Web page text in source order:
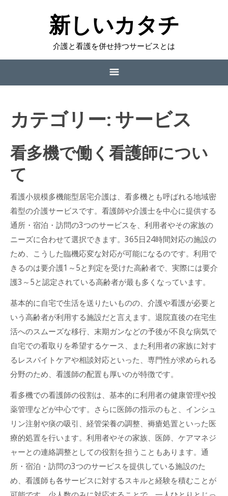
新しいカタチ
介護と看護を併せ持つサービスとは
看多機で働く看護師について
今後も需要が高まる看多機
看護師が感じられるやりがいとは
アットホームな雰囲気が特徴
カテゴリー: サービス
看多機で働く看護師につい
て
看護小規模多機能型居宅介護は、看多機とも呼ばれる地域密
着型の介護サービスです。看護師や介護士を中心に提供する
通所・宿泊・訪問の3つのサービスを、利用者やその家族の
ニーズに合わせて選択できます。365日24時間対応の施設の
ため、こうした臨機応変な対応が可能になるのです。利用で
きるのは要介護1～5と判定を受けた高齢者で、実際には要介
護3～5と認定されている高齢者が最も多くなっています。
基本的に自宅で生活を送りたいものの、介護や看護が必要と
いう高齢者が利用する施設だと言えます。退院直後の在宅生
活へのスムーズな移行、末期ガンなどの予後が不良な病気で
自宅での看取りを希望するケース、また利用者の家族に対す
るレスパイトケアや相談対応といった、専門性が求められる
分野のため、看護師の配置も厚いのが特徴です。
看多機での看護師の役割は、基本的に利用者の健康管理や投
薬管理などが中心です。さらに医師の指示のもと、インシュ
リン注射や痰の吸引、経管栄養の調整、褥瘡処置といった医
療的処置を行います。利用者やその家族、医師、ケアマネジ
ャーとの連絡調整としての役割を担うこともあります。通
所・宿泊・訪問の3つのサービスを提供している施設のた
め、看護師も各サービスに対するスキルと経験を積むことが